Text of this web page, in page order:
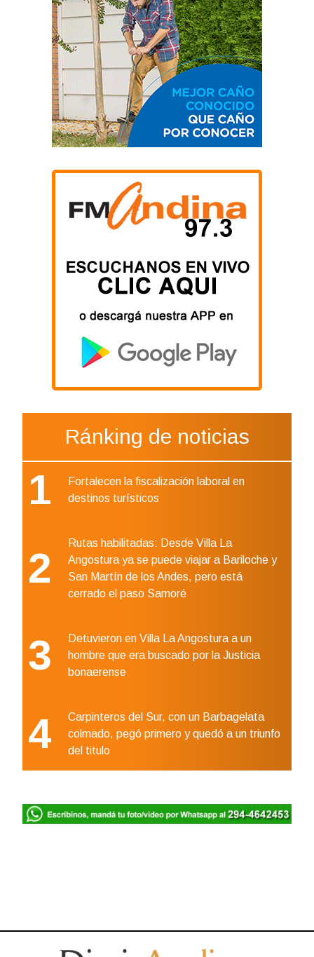
Ránking de noticias
1
Fortalecen la fiscalización laboral en
destinos turísticos
2
Rutas habilitadas: Desde Villa La
Angostura ya se puede viajar a Bariloche y
San Martín de los Andes, pero está
cerrado el paso Samoré
3
Detuvieron en Villa La Angostura a un
hombre que era buscado por la Justicia
bonaerense
4
Carpinteros del Sur, con un Barbagelata
colmado, pegó primero y quedó a un triunfo
del titulo